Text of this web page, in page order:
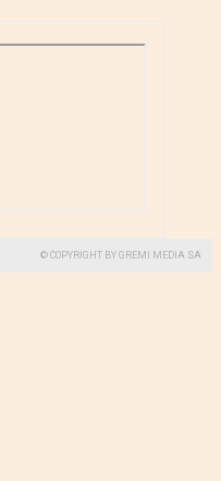
© COPYRIGHT BY GREMI MEDIA SA